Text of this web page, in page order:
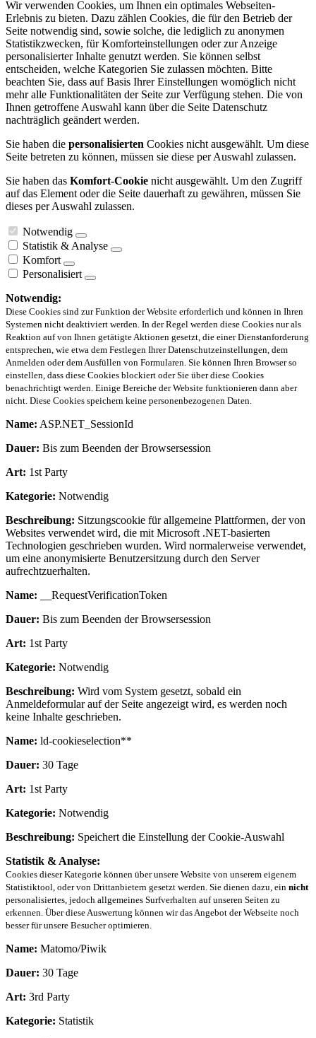
Wir verwenden Cookies, um Ihnen ein optimales Webseiten-
Erlebnis zu bieten. Dazu zählen Cookies, die für den Betrieb der
Seite notwendig sind, sowie solche, die lediglich zu anonymen
Statistikzwecken, für Komforteinstellungen oder zur Anzeige
personalisierter Inhalte genutzt werden. Sie können selbst
entscheiden, welche Kategorien Sie zulassen möchten. Bitte
beachten Sie, dass auf Basis Ihrer Einstellungen womöglich nicht
mehr alle Funktionalitäten der Seite zur Verfügung stehen. Die von
Ihnen getroffene Auswahl kann über die Seite Datenschutz
nachträglich geändert werden.
Sie haben die personalisierten Cookies nicht ausgewählt. Um diese
Seite betreten zu können, müssen sie diese per Auswahl zulassen.
Sie haben das Komfort-Cookie nicht ausgewählt. Um den Zugriff
auf das Element oder die Seite dauerhaft zu gewähren, müssen Sie
dieses per Auswahl zulassen.
Notwendig
Statistik & Analyse
Komfort
Personalisiert
Notwendig:
Diese Cookies sind zur Funktion der Website erforderlich und können in Ihren
Systemen nicht deaktiviert werden. In der Regel werden diese Cookies nur als
Reaktion auf von Ihnen getätigte Aktionen gesetzt, die einer Dienstanforderung
entsprechen, wie etwa dem Festlegen Ihrer Datenschutzeinstellungen, dem
Anmelden oder dem Ausfüllen von Formularen. Sie können Ihren Browser so
einstellen, dass diese Cookies blockiert oder Sie über diese Cookies
benachrichtigt werden. Einige Bereiche der Website funktionieren dann aber
nicht. Diese Cookies speichern keine personenbezogenen Daten.
Name: ASP.NET_SessionId
Dauer: Bis zum Beenden der Browsersession
Art: 1st Party
Kategorie: Notwendig
Beschreibung: Sitzungscookie für allgemeine Plattformen, der von
Websites verwendet wird, die mit Microsoft .NET-basierten
Technologien geschrieben wurden. Wird normalerweise verwendet,
um eine anonymisierte Benutzersitzung durch den Server
aufrechtzuerhalten.
Name: __RequestVerificationToken
Dauer: Bis zum Beenden der Browsersession
Art: 1st Party
Kategorie: Notwendig
Beschreibung: Wird vom System gesetzt, sobald ein
Anmeldeformular auf der Seite angezeigt wird, es werden noch
keine Inhalte geschrieben.
Name: ld-cookieselection**
Dauer: 30 Tage
Art: 1st Party
Kategorie: Notwendig
Beschreibung: Speichert die Einstellung der Cookie-Auswahl
Statistik & Analyse:
Cookies dieser Kategorie können über unsere Website von unserem eigenem
Statistiktool, oder von Drittanbietern gesetzt werden. Sie dienen dazu, ein nicht
personalisiertes, jedoch allgemeines Surfverhalten auf unseren Seiten zu
erkennen. Über diese Auswertung können wir das Angebot der Webseite noch
besser für unsere Besucher optimieren.
Name: Matomo/Piwik
Dauer: 30 Tage
Art: 3rd Party
Kategorie: Statistik